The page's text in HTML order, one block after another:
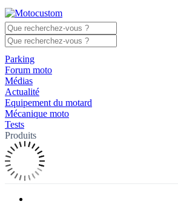
Parking
Forum moto
Médias
Actualité
Equipement du motard
Mécanique moto
Tests
Produits